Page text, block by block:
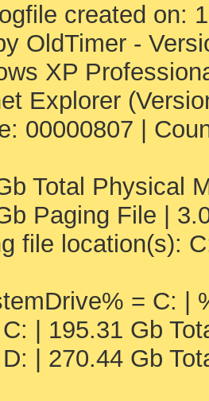
created on:
OldTimer -
XP
Explorer
00000807 |
Total Physical
Paging File |
file location(s):
= C: |
| 195.31 Gb
| 270.44 Gb